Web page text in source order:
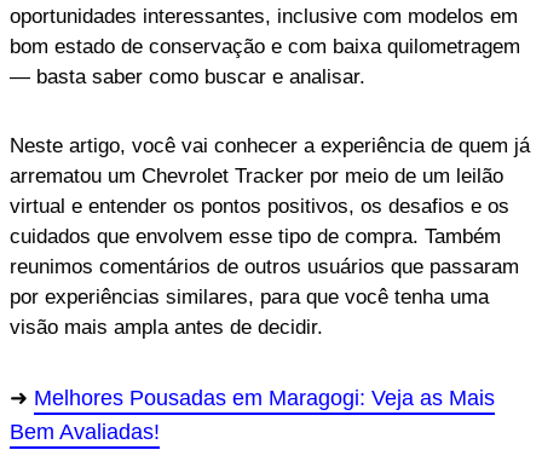
oportunidades interessantes, inclusive com modelos em
bom estado de conservação e com baixa quilometragem
— basta saber como buscar e analisar.
Neste artigo, você vai conhecer a experiência de quem já
arrematou um Chevrolet Tracker por meio de um leilão
virtual e entender os pontos positivos, os desafios e os
cuidados que envolvem esse tipo de compra. Também
reunimos comentários de outros usuários que passaram
por experiências similares, para que você tenha uma
visão mais ampla antes de decidir.
Melhores Pousadas em Maragogi: Veja as Mais
Bem Avaliadas!